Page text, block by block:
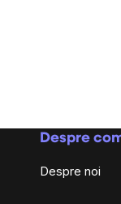
Despre
Despre noi